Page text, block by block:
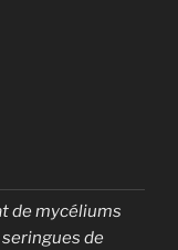
de mycéliums
de